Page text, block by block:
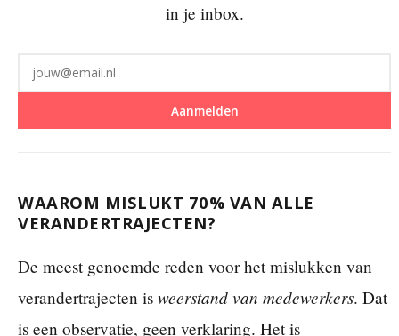
in je inbox.
Aanmelden
WAAROM MISLUKT 70% VAN ALLE
VERANDERTRAJECTEN?
De meest genoemde reden voor het mislukken van
verandertrajecten is weerstand van medewerkers. Dat
is een observatie, geen verklaring. Het is